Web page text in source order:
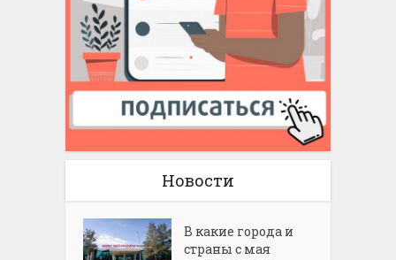
Новости
В какие города и
страны с мая